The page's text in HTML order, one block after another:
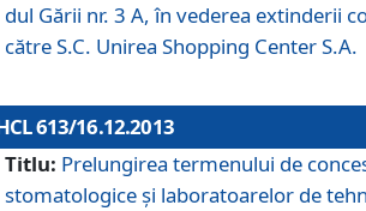
dul Gării nr. 3 A, în vederea extinderii
către S.C. Unirea Shopping Center S.A.
613/16.12.2013
Titlu: Prelungirea termenului de
stomatologice şi laboratoarelor de